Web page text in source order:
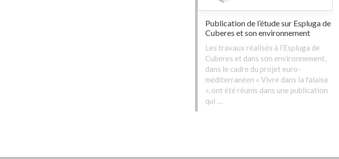
Publication de l’étude sur Espluga de
Cuberes et son environnement
Les travaux réalisés à l’Espluga de
Cuberes et dans son environnement,
dans le cadre du projet euro-
méditerranéen « Vivre dans la falaise
», ont été réunis dans une publication
qui …